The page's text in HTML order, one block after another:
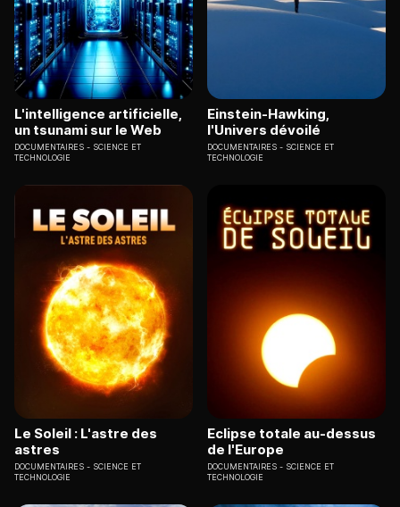
L'intelligence artificielle,
un tsunami sur le Web
DOCUMENTAIRES
SCIENCE ET
TECHNOLOGIE
Einstein-Hawking,
l'Univers dévoilé
DOCUMENTAIRES
SCIENCE ET
TECHNOLOGIE
Le Soleil : L'astre des
astres
DOCUMENTAIRES
SCIENCE ET
TECHNOLOGIE
Eclipse totale au-dessus
de l'Europe
DOCUMENTAIRES
SCIENCE ET
TECHNOLOGIE